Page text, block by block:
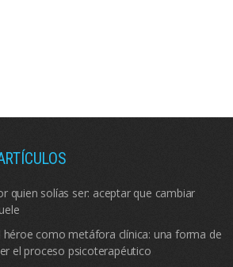
quien solías ser: aceptar que cambiar
héroe como metáfora clínica: una forma de
el proceso psicoterapéutico